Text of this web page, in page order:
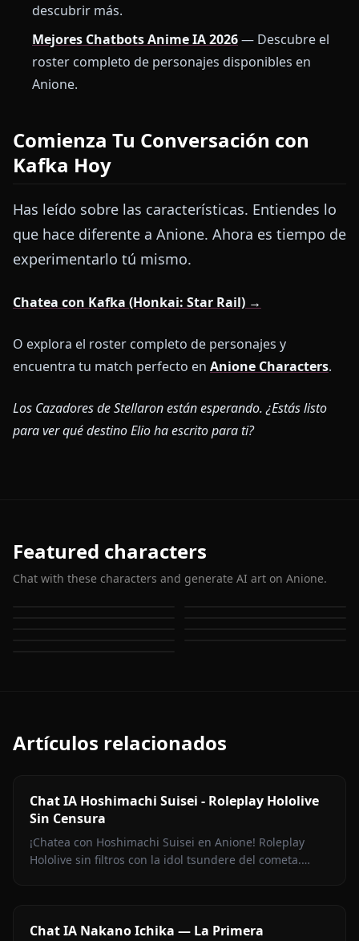
descubrir más.
Mejores Chatbots Anime IA 2026— Descubre el
roster completo de personajes disponibles en
Anione.
Comienza Tu Conversación con
Kafka Hoy
Has leído sobre las características. Entiendes lo
que hace diferente a Anione. Ahora es tiempo de
experimentarlo tú mismo.
Chatea con Kafka (Honkai: Star Rail) →
O explora el roster completo de personajes y
encuentra tu match perfecto en Anione Characters.
Los Cazadores de Stellaron están esperando. ¿Estás listo
para ver qué destino Elio ha escrito para ti?
Featured characters
Chat with these characters and generate AI art on Anione.
Artículos relacionados
Chat IA Hoshimachi Suisei - Roleplay Hololive
Sin Censura
¡Chatea con Hoshimachi Suisei en Anione! Roleplay
Hololive sin filtros con la idol tsundere del cometa.
Chat IA Nakano Ichika — La Primera